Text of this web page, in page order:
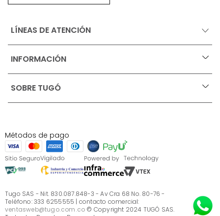
LÍNEAS DE ATENCIÓN
INFORMACIÓN +
Ofertas vigentes
Términos, condiciones y restricciones para productos
S.A.S
Términos, condiciones y restricciones Tugó S.A.S
Instructivo cuidado de muebles
Sé parte de Tugó
¿Quiénes somos?
Servicio al cliente
SOBRE TUGÓ +
¿Quieres vender en Tugó?
Métodos de pago
Tugo SAS - Nit. 830.087.848-3 - Av Cra 68 No. 80-76 -
Teléfono: 333 6255555 | contacto comercial:
ventasweb@tugo.com.co © Copyright 2024 TUGÓ SAS.